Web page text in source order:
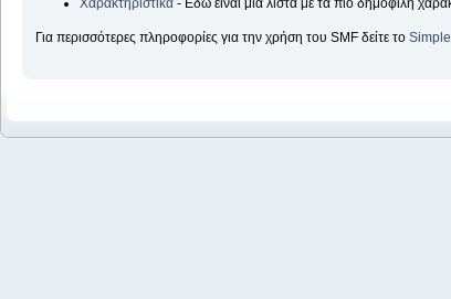
Χαρακτηριστικά - Εδώ είναι μια λίστα με τα πιο δημοφιλή
Για περισσότερες πληροφορίες για την χρήση του SMF δείτε το